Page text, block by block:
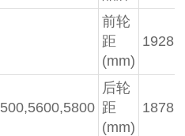
前轮
距
(mm)
后轮
距
(mm)
1878